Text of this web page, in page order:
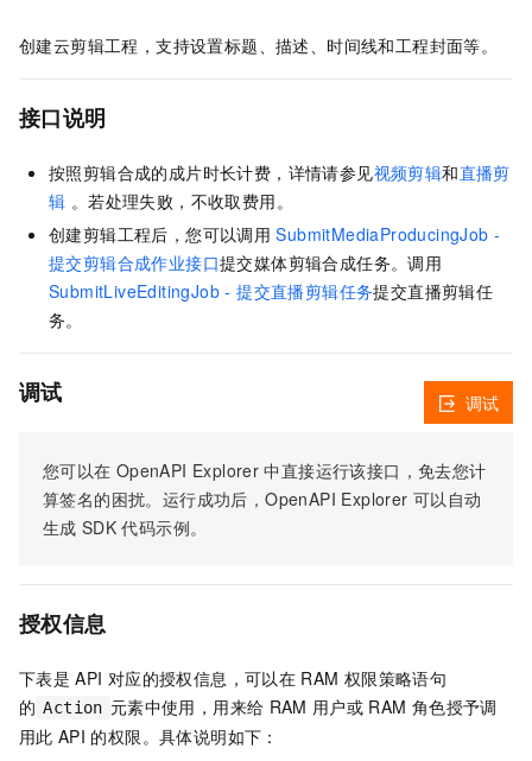
创建云剪辑工程，支持设置标题、描述、时间线和工程封面等。
接口说明
按照剪辑合成的成片时长计费，详情请参见视频剪辑和直播剪
辑 。若处理失败，不收取费用。
创建剪辑工程后，您可以调用 SubmitMediaProducingJob -
提交剪辑合成作业接口提交媒体剪辑合成任务。调用
SubmitLiveEditingJob - 提交直播剪辑任务提交直播剪辑任
务。
调试
您可以在 OpenAPI Explorer 中直接运行该接口，免去您计
算签名的困扰。运行成功后，OpenAPI Explorer 可以自动
生成 SDK 代码示例。
调试
授权信息
下表是 API 对应的授权信息，可以在 RAM 权限策略语句
的 Action 元素中使用，用来给 RAM 用户或 RAM 角色授予调
用此 API 的权限。具体说明如下：